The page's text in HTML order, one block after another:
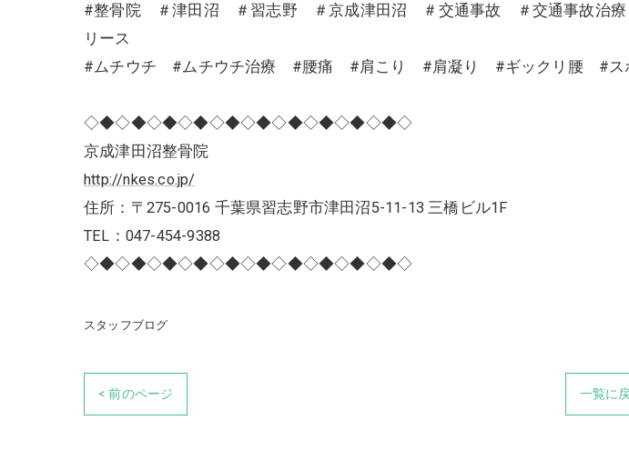
#整骨院 ＃津田沼 ＃習志野 ＃京成津田沼 ＃交通事故 ＃交通事故
リース
#ムチウチ #ムチウチ治療 #腰痛 #肩こり #肩凝り #ギックリ腰 #ス
◇◆◇◆◇◆◇◆◇◆◇◆◇◆◇◆◇◆◇◆◇
京成津田沼整骨院
http://nkes.co.jp/
住所：〒275-0016 千葉県習志野市津田沼5-11-13 三橋ビル1F
TEL：047-454-9388
◇◆◇◆◇◆◇◆◇◆◇◆◇◆◇◆◇◆◇◆◇
スタッフブログ
< 前のページ 一覧に